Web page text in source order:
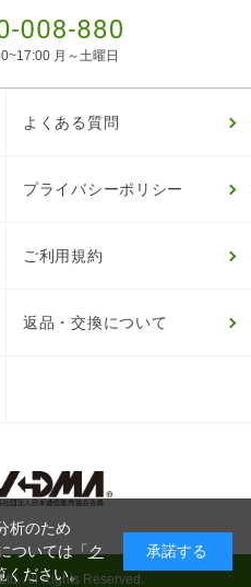
月～土曜日
よくある質問
プライバシーポリシー
ご利用規約
返品・交換について
All Rights Reserved.
析のため
ついては「ク
ください。
承諾する